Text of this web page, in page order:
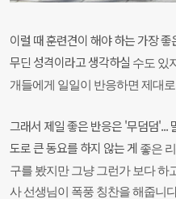
이럴 때 훈련견이 해야 하는 가장
무딘 성격이라고 생각하실 수도 있
개들에게 일일이 반응하면 제대
그래서 제일 좋은 반응은 '무덤덤'...
도로 큰 동요를 하지 않는 게 좋은
구를 봤지만 그냥 그런가 보다 하
사 선생님이 폭풍 칭찬을 해줍니